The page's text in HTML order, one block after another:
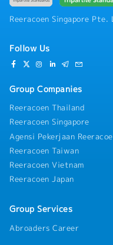
Reeracoen Singapore
Follow Us
Group Companies
Reeracoen Thailand
Reeracoen Singapore
Agensi Pekerjaan
Reeracoen Taiwan
Reeracoen Vietnam
Reeracoen Japan
Group Services
Abroaders Career